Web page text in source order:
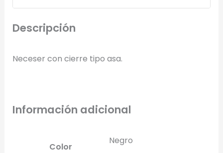
Descripción
Neceser con cierre tipo asa.
Información adicional
Color
Negro